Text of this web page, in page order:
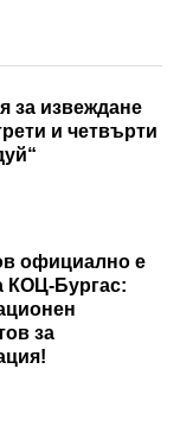
за извеждане
и четвърти
официално е
КОЦ-Бургас:
за